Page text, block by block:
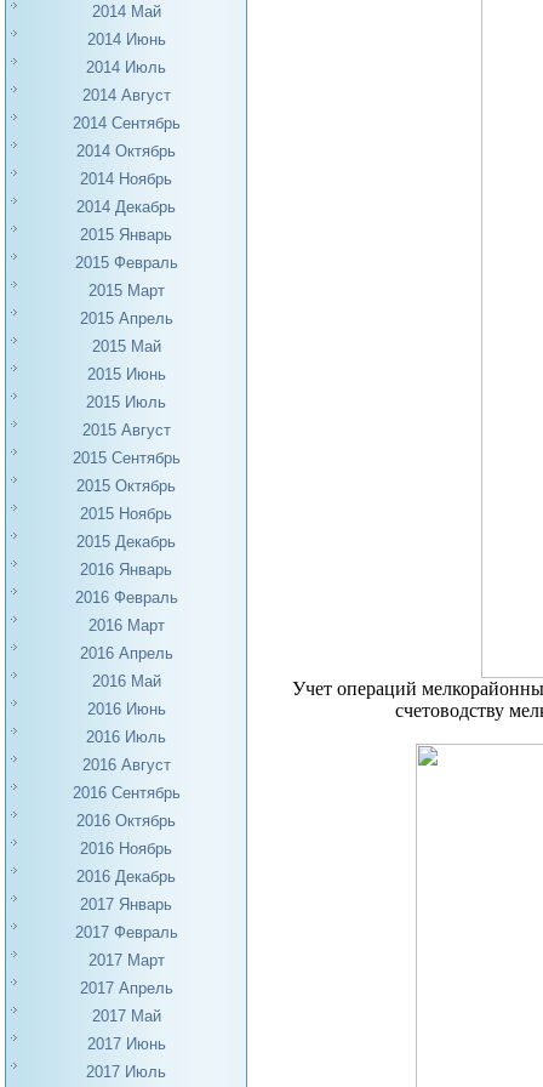
2014 Май
2014 Июнь
2014 Июль
2014 Август
2014 Сентябрь
2014 Октябрь
2014 Ноябрь
2014 Декабрь
2015 Январь
2015 Февраль
2015 Март
2015 Апрель
2015 Май
2015 Июнь
2015 Июль
2015 Август
2015 Сентябрь
2015 Октябрь
2015 Ноябрь
2015 Декабрь
2016 Январь
2016 Февраль
2016 Март
2016 Апрель
2016 Май
2016 Июнь
2016 Июль
2016 Август
2016 Сентябрь
2016 Октябрь
2016 Ноябрь
2016 Декабрь
2017 Январь
2017 Февраль
2017 Март
2017 Апрель
2017 Май
2017 Июнь
2017 Июль
Учет операций
счетоводству